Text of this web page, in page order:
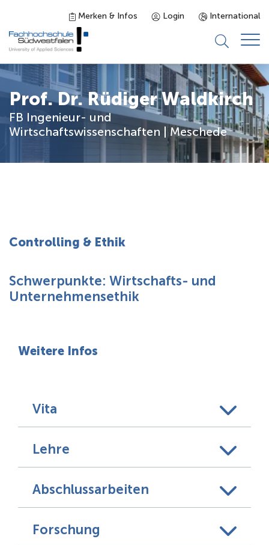
Merken & Infos Login International
Studieninteressierte
Studienangebot
Studierende
Karriere
Über uns
Prof. Dr. Rüdiger Waldkirch
FB Ingenieur- und
Wirtschaftswissenschaften | Meschede
Controlling & Ethik
Schwerpunkte: Wirtschafts- und
Unternehmensethik
Weitere Infos
Vita
Lehre
Abschlussarbeiten
Forschung